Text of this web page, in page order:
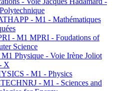
- M1 - Mathématiques
- M1 MPRI - Foudations of
Science
Physique - Voie Irène Joliot
X
- M1 - Physics
- M1 - Sciences and